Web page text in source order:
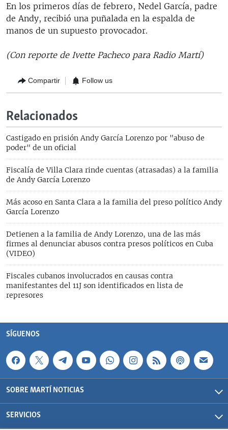
En los primeros días de febrero, Nedel García, padre
de Andy, recibió una puñalada en la espalda de
manos de un supuesto provocador.
(Con reporte de Ivette Pacheco para Radio Martí)
Compartir Follow us
Relacionados
Castigado en prisión Andy García Lorenzo por "abuso de
poder" de un oficial
Fiscalía de Villa Clara rinde cuentas (atrasadas) a la familia
de Andy García Lorenzo
Más acoso en Santa Clara a la familia del preso político Andy
García Lorenzo
Detienen a la familia de Andy Lorenzo, una de las más
firmes al denunciar abusos contra presos políticos en Cuba
(VIDEO)
Fiscales cubanos involucrados en causas contra
manifestantes del 11J son identificados en lista de
represores
SÍGUENOS
SOBRE MARTÍ NOTICIAS
SERVICIOS